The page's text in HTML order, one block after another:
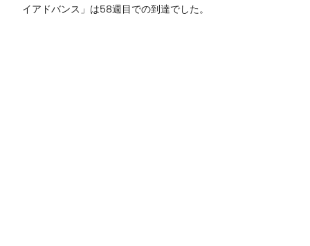
イアドバンス」は58週目での到達でした。